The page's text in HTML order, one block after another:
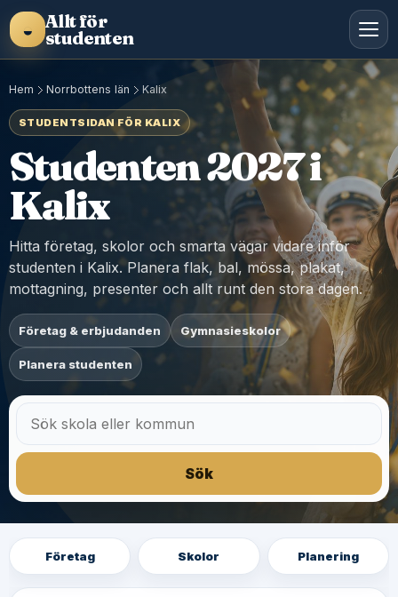
◒ Allt för
studenten
Hem Norrbottens län Kalix
STUDENTSIDAN FÖR KALIX
Studenten 2027 i
Kalix
Hitta företag, skolor och smarta vägar vidare inför
studenten i Kalix. Planera flak, bal, mössa, plakat,
mottagning, presenter och allt runt den stora dagen.
Företag & erbjudanden Gymnasieskolor
Planera studenten
Sök
Företag Skolor Planering